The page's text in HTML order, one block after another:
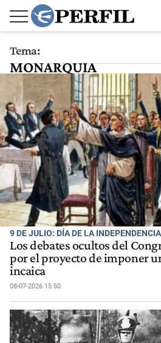
Tema:
MONARQUIA
9 DE JULIO: DÍA DE LA INDEPENDENCIA
Los debates ocultos del
por el proyecto de imponer
incaica
08-07-2026 15:50